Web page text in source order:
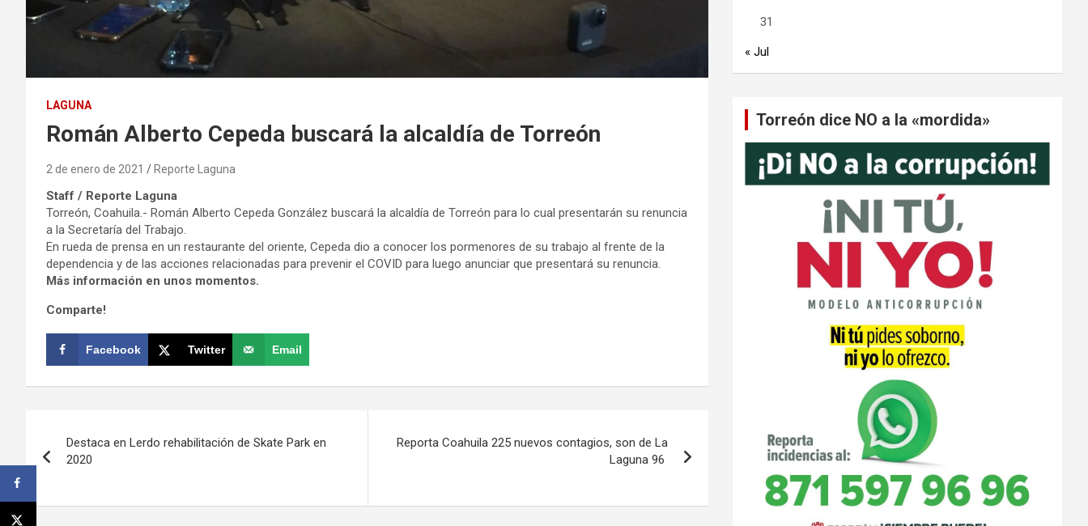
LAGUNA
Román Alberto Cepeda buscará la alcaldía de Torreón
2 de enero de 2021 Reporte Laguna
Staff / Reporte Laguna
Torreón, Coahuila.- Román Alberto Cepeda González buscará la alcaldía de Torreón para lo cual presentarán su renuncia
a la Secretaría del Trabajo.
En rueda de prensa en un restaurante del oriente, Cepeda dio a conocer los pormenores de su trabajo al frente de la
dependencia y de las acciones relacionadas para prevenir el COVID para luego anunciar que presentará su renuncia.
Más información en unos momentos.
Comparte!
Facebook Twitter Email
de
Destaca en Lerdo rehabilitación de Skate Park en
2020
Reporta Coahuila 225 nuevos contagios, son de La
Laguna 96
31
« Jul
Torreón dice NO a la «mordida»